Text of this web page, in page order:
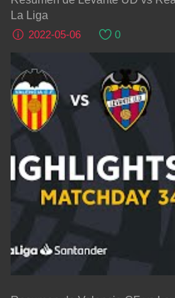
La Liga
2022-05-06
0